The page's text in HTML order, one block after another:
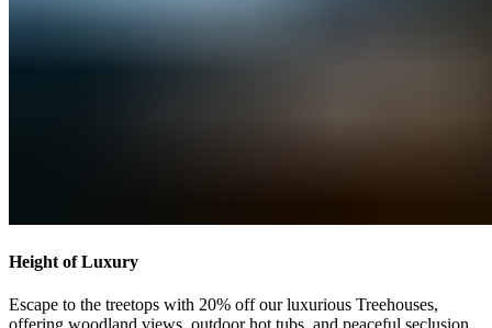
Height of Luxury​​​​‌ ‍ ​‍​‍‌‍ ‌ ​‍‌‍‍‌‌‍‌ ‌‍‍‌‌‍ ‍​‍​‍​ ‍‍​‍​‍‌ ​ ‌‍​‌‌‍ ‍‌‍‍‌‌ ‌​‌ ‍‌​‍ ‍‌‍‍‌‌‍ ​‍​‍​‍ ​​‍​‍‌‍‍​‌ ​‍‌‍‌‌‌‍‌‍​‍​‍​ ‍‍​‍​‍‌‍‍​‌ ‌​‌ ‌​‌ ​​‌ ​ ​ ‍‍​‍ ​‍ ‌‍ ​​‍ ‌‌‍​‌‌‍ ‍‌‍‌​​‍ ‌‌ ​‍​‍ ‌‌‍‍​‌‍ ‌ ‌​‌‍‌‌‌‍ ​‌ ​ ​‍ ‌‌ ​ ‌ ‌​‌ ‌‌‌‍‌​‌‍‍‌‌‍ ​‍ ‍‌ ‌‍‌‍‌‌‌ ​‍‌‍​ ‌‍‌‌‌‍ ​​‍ ‍‌‍​‌‌ ​​‌ ​​​‍ ‌‍‍‌‌‍ ‍‌ ‌​‌‍‌‌‌‍ ‍‌ ‌​​‍ ‌‍‌‌‌‍‌​‌‍‍‌‌ ‌​​‍ ‌‍ ‌‌‍ ‌‍‌​‌‍‌‌​ ‌‌ ​​‌ ​‍‌‍‌‌‌ ​ ‌‍‌‌‌‍ ‍‌ ‌​‌‍​‌‌ ‌​‌‍‍‌‌‍ ‌‍ ‍​ ‍ ‌‍‍‌‌‍‌​​ ‌​ ‍‌​ ​‌​ ‌‍​ ‌‍​ ‍‌‌‍‌​‌‍​‌​ ​​​‍ ‌​ ‌‍‌‍​ ‌‍​ ‌‍​ ​‍ ‌​ ‌​​ ‍‌​ ‌​​ ‌‍​‍ ‌‌‍​‌​ ​‍​ ‌ ​ ‌​​‍ ‌‌‍​‌‌‍​ ‌‍​‍​ ‍‌‌‍​‍​ ​ ‌‍‌‌‌‍​ ​ ​ ‌‍‌​​ ‌ ‌‍​ ​ ‍ ‌ ‌​‌ ‍‌‌ ​​‌‍‌‌​ ‌‌‍‍​‌‍ ‌ ‌​‌‍‌‌‌‍ ​‌‌​ ‌‍‍‌‌ ‌​‌‍‌‌‌‌​​‌‍​‌‌‍‌ ‌‍‌‌​ ‍ ‌ ​​‌‍​‌‌ ‌​‌‍‍​​ ‌‌ ​​‌‍​‌‌‍‌ ‌‍‌‌‌​​‍‌ ‌‌‌‍‍‌‌‍ ​‌‍‌​‌‍‌‌‌ ​‍​‍‌‌​ ‌‌‌​​‍‌‌ ‌‍‍ ‌‍‌‌‌ ‍‌​‍‌‌​ ​ ‌​‌​​‍‌‌​ ​ ‌​‌​​‍‌‌​ ​‍​ ​‍​ ‍​​ ​ ​ ‍​​ ‌ ​ ‍​​ ​‌​ ‌‍‌‍​ ‌‍‌‌​ ‌​​ ​‍‌‍​‌​‍‌‌​ ​‍​ ​‍​‍‌‌​ ‌‌‌​‌​​‍ ‍‌‍​ ‌‍ ‌‍ ‍‌ ‌​‌‍‌‌‌‍ ‍‌ ‌​​‍‌‌​ ‌‌‌​​‍‌‌ ‌‍‍ ‌‍‌‌‌ ‍‌​‍‌‌​ ​ ‌​‌​​‍‌‌​ ​ ‌​‌​​‍‌‌​ ​‍​ ​‍‌‍​ ‌‍‌‌‌‍​‍‌‍​‌​ ​ ​ ​‍​ ​‌​ ​​​ ‍‌​ ‌ ​ ​‌​ ‍‌​‍‌‌​ ​‍​ ​‍​‍‌‌​ ‌‌‌​‌​​‍ ‍‌ ‌​‌‍‍‌‌ ‌​‌‍ ​‌‍‌‌​ ‌‍​‍‌‍​‌‌ ​ ‌‍‌‌‌‌‌‌‌ ​‍‌‍ ​​ ‌‌‍‍​‌ ‌​‌ ‌​‌ ​​‌ ​ ​‍‌‌​ ​ ‌​​‌​‍‌‌​ ​‍‌​‌‍​‍‌‌​ ​‍‌​‌‍‌‍ ​​‍ ‌‌‍​‌‌‍ ‍‌‍‌​​‍ ‌‌ ​‍​‍ ‌‌‍‍​‌‍ ‌ ‌​‌‍‌‌‌‍ ​‌ ​ ​‍ ‌‌ ​ ‌ ‌​‌ ‌‌‌‍‌​‌‍‍‌‌‍ ​‍ ‍‌ ‌‍‌‍‌‌‌ ​‍‌‍​ ‌‍‌‌‌‍ ​​‍ ‍‌‍​‌‌ ​​‌ ​​​‍‌‍‌‍‍‌‌‍‌​​ ‌​ ‍‌​ ​‌​ ‌‍​ ‌‍​ ‍‌‌‍‌​‌‍​‌​ ​​​‍ ‌​ ‌‍‌‍​ ‌‍​ ‌‍​ ​‍ ‌​ ‌​​ ‍‌​ ‌​​ ‌‍​‍ ‌‌‍​‌​ ​‍​ ‌ ​ ‌​​‍ ‌‌‍​‌‌‍​ ‌‍​‍​ ‍‌‌‍​‍​ ​ ‌‍‌‌‌‍​ ​ ​ ‌‍‌​​ ‌ ‌‍​ ​‍‌‍‌ ‌​‌ ‍‌‌ ​​‌‍‌‌​ ‌‌‍‍​‌‍ ‌ ‌​‌‍‌‌‌‍ ​‌‌​ ‌‍‍‌‌ ‌​‌‍‌‌‌‌​​‌‍​‌‌‍‌ ‌‍‌‌​‍‌‍‌ ​​‌‍​‌‌ ‌​‌‍‍​​ ‌‌ ​​‌‍​‌‌‍‌ ‌‍‌‌‌​​‍‌ ‌‌‌‍‍‌‌‍ ​‌‍‌​‌‍‌‌‌ ​‍​‍‌‌​ ‌‌‌​​‍‌‌ ‌‍‍ ‌‍‌‌‌ ‍‌​‍‌‌​ ​ ‌​‌​​‍‌‌​ ​ ‌​‌​​‍‌‌​ ​‍​ ​‍​ ‍​​ ​ ​ ‍​​ ‌ ​ ‍​​ ​‌​ ‌‍‌‍​ ‌‍‌‌​ ‌​​ ​‍‌‍​‌​‍‌‌​ ​‍​ ​‍​‍‌‌​ ‌‌‌​‌​​‍ ‍‌‍​ ‌‍ ‌‍ ‍‌ ‌​‌‍‌‌‌‍ ‍‌ ‌​​‍‌‌​ ‌‌‌​​‍‌‌ ‌‍‍ ‌‍‌‌‌ ‍‌​‍‌‌​ ​ ‌​‌​​‍‌‌​ ​ ‌​‌​​‍‌‌​ ​‍​ ​‍‌‍​ ‌‍‌‌‌‍​‍‌‍​‌​ ​ ​ ​‍​ ​‌​ ​​​ ‍‌​ ‌ ​ ​‌​ ‍‌​‍‌‌​ ​‍​ ​‍​‍‌‌​ ‌‌‌​‌​​‍ ‍‌ ‌​‌‍‍‌‌ ‌​‌‍ ​‌‍‌‌​‍‌‍‌ ​​‌‍‌‌‌ ​‍‌ ​ ‌ ​​‌‍‌‌‌‍​ ‌ ‌​‌‍‍‌‌ ‌‍‌‍‌‌​ ‌‌ ​​‌ ‌‌‌‍​‍‌‍ ​‌‍‍‌‌ ​ ‌‍‍​‌‍‌‌‌‍‌​​‍​‍‌ ‌
Escape to the treetops with 20% off our luxurious Treehouses,